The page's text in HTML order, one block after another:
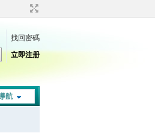
找回密碼
立即注册
航